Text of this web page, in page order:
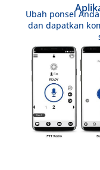
Ubah ponsel
dan dapatkan